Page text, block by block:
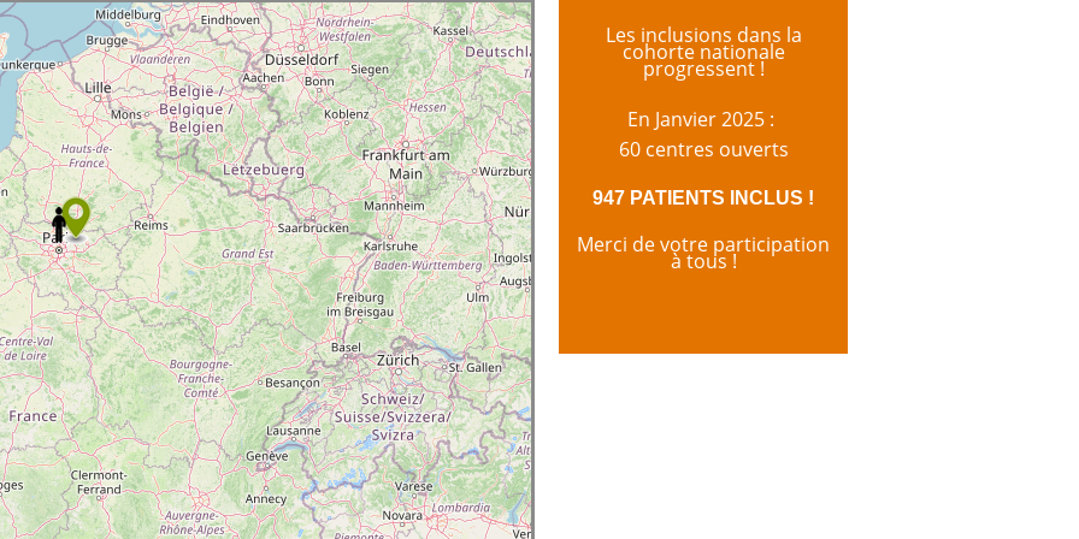
Les inclusions dans la
cohorte nationale
progressent !
En Janvier 2025 :
60 centres ouverts
947 PATIENTS INCLUS !
Merci de votre participation
à tous !